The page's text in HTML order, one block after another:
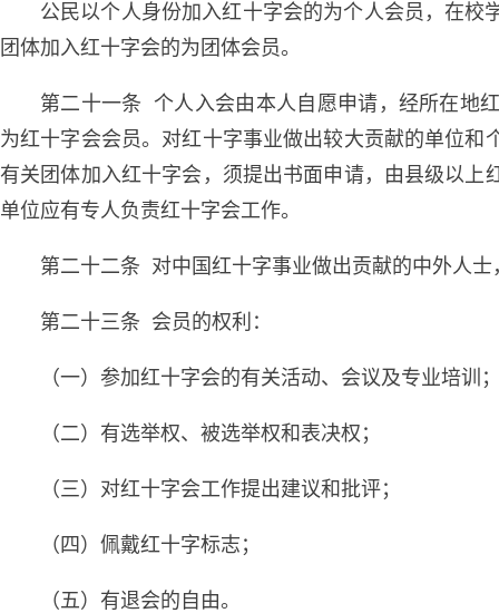
公民以个人身份加入红十字会的为个人会员，在
团体加入红十字会的为团体会员。
第二十一条 个人入会由本人自愿申请，经所在地
为红十字会会员。对红十字事业做出较大贡献的单位
有关团体加入红十字会，须提出书面申请，由县级以
单位应有专人负责红十字会工作。
第二十二条 对中国红十字事业做出贡献的中外人
第二十三条 会员的权利：
（一）参加红十字会的有关活动、会议及专业培训
（二）有选举权、被选举权和表决权；
（三）对红十字会工作提出建议和批评；
（四）佩戴红十字标志；
（五）有退会的自由。